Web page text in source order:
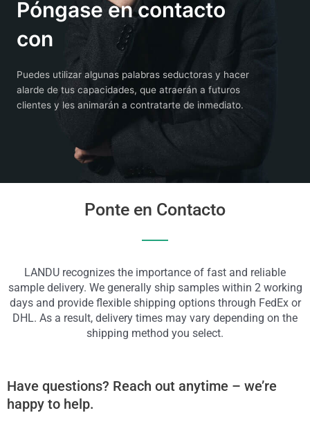
Póngase en contacto
con
Puedes utilizar algunas palabras seductoras y hacer
alarde de tus capacidades, que atraerán a futuros
clientes y les animarán a contratarte de inmediato.
Ponte en Contacto
LANDU recognizes the importance of fast and reliable
sample delivery. We generally ship samples within 2 working
days and provide flexible shipping options through FedEx or
DHL. As a result, delivery times may vary depending on the
shipping method you select.
Have questions? Reach out anytime – we’re
happy to help.